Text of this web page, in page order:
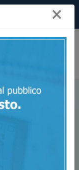
offerta minima?
×